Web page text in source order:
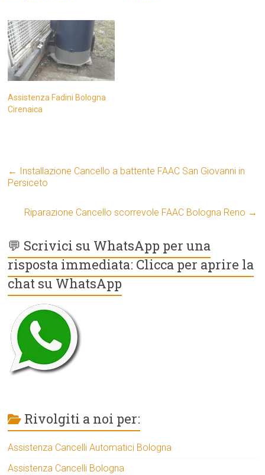
Assistenza Fadini Bologna
Cirenaica
←
Installazione Cancello a battente FAAC San Giovanni in
Persiceto
Riparazione Cancello scorrevole FAAC Bologna Reno →
💬 Scrivici su WhatsApp per una
risposta immediata: Clicca per aprire la
chat su WhatsApp
Rivolgiti a noi per:
Assistenza Cancelli Automatici Bologna
Assistenza Cancelli Bologna